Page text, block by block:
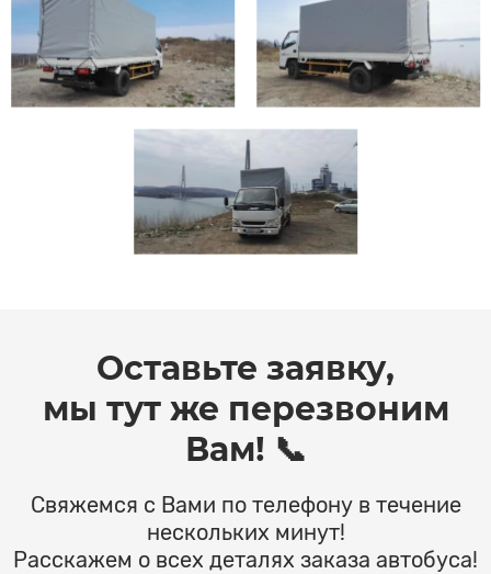
Оставьте заявку,
мы тут же перезвоним
Вам! 📞
Свяжемся с Вами по телефону в течение
нескольких минут!
Расскажем о всех деталях заказа автобуса!